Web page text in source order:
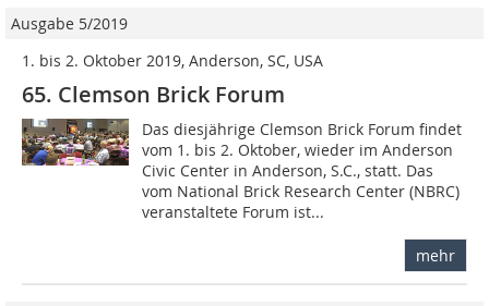
Ausgabe 5/2019
1. bis 2. Oktober 2019, Anderson, SC, USA
65. Clemson Brick Forum
Das diesjährige Clemson Brick Forum findet
vom 1. bis 2. Oktober, wieder im Anderson
Civic Center in Anderson, S.C., statt. Das
vom National Brick Research Center (NBRC)
veranstaltete Forum ist...
mehr